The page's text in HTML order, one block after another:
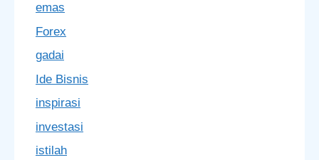
emas
Forex
gadai
Ide Bisnis
inspirasi
investasi
istilah